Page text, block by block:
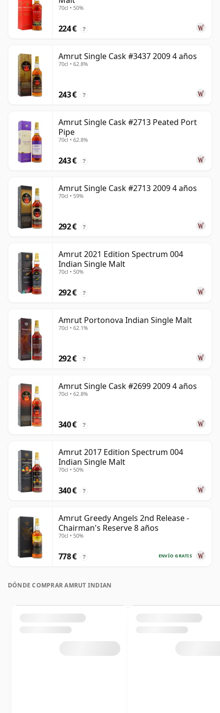
70cl • 50%
224 € ?
Amrut Single Cask #3437 2009 4 años
70cl • 62.8%
243 € ?
Amrut Single Cask #2713 Peated Port
Pipe
70cl • 62.8%
243 € ?
Amrut Single Cask #2713 2009 4 años
70cl • 59%
292 € ?
Amrut 2021 Edition Spectrum 004
Indian Single Malt
70cl • 50%
292 € ?
Amrut Portonova Indian Single Malt
70cl • 62.1%
292 € ?
Amrut Single Cask #2699 2009 4 años
70cl • 62.8%
340 € ?
Amrut 2017 Edition Spectrum 004
Indian Single Malt
70cl • 50%
340 € ?
Amrut Greedy Angels 2nd Release -
Chairman's Reserve 8 años
70cl • 50%
ENVÍO GRATIS
778 € ?
DÓNDE COMPRAR AMRUT INDIAN